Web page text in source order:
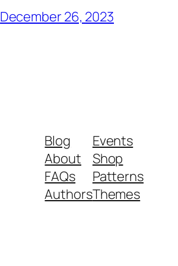
December 26, 2023
Blog
About
FAQs
Authors
Events
Shop
Patterns
Themes